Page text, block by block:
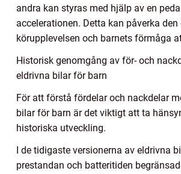
andra kan styras med hjälp av en
accelerationen. Detta kan påverka
körupplevelsen och barnets förmåga
Historisk genomgång av för- och
eldrivna bilar för barn
För att förstå fördelar och nackdelar
bilar för barn är det viktigt att ta
historiska utveckling.
I de tidigaste versionerna av eldrivna
prestandan och batteritiden